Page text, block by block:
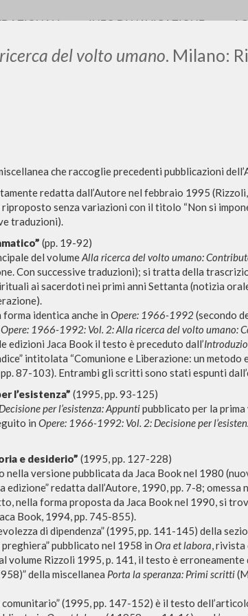
del volto umano. Milano:
che raccoglie precedenti pubblicazioni
redatta dall’Autore nel febbraio 1995
senza variazioni con il titolo “Non si
traduzioni).
(pp. 19-92)
del volumeAlla ricerca del volto umano:
Con successive traduzioni); si tratta della
ai sacerdoti nei primi anni Settanta (notizia
identica anche in Opere: 1966-1992(secondo
Opere: 1966-1992: Vol. 2: Alla ricerca del volto umano:
edizioni Jaca Book il testo è preceduto dall’
intitolata “Comunione e Liberazione: un
87-103). Entrambi gli scritti sono stati espunti
l’esistenza” (1995, pp. 93-125)
Decisione per l’esistenza: Appuntipubblicato per la
in Opere: 1966-1992: Vol. 2: Decisione per
e desiderio” (1995, pp. 127-228)
nella versione pubblicata da Jaca Book nel 1980
redatta dall’Autore, 1990, pp. 7-8; omessa
nella forma proposta da Jaca Book nel 1990, si
Book, 1994, pp. 745-855).
di dipendenza” (1995, pp. 141-145) della
pubblicato nel 1958 in Ora et labora, rivista
volume Rizzoli 1995, p. 141, il testo è
della miscellanea Porta la speranza: Primi scritti
(1995, pp. 147-152) è il testo
INFO DI NAVIGAZIONE
DOCUMENTI TROVATI
dettagli per tipologia
AUTORE ANNO